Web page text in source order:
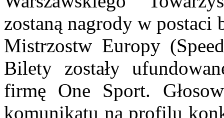
zostaną nagrody w
Mistrzostw Europy
Bilety zostały
firmę One Sport.
komunikatu na profilu